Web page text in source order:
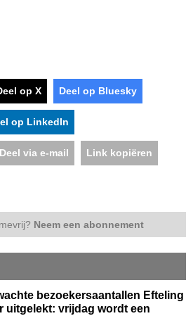
op X Deel op Bluesky
op LinkedIn
Deel via e-mail Link kopiëren
Neem een abonnement
bezoekersaantallen Efteling
uitgelekt: vrijdag wordt een